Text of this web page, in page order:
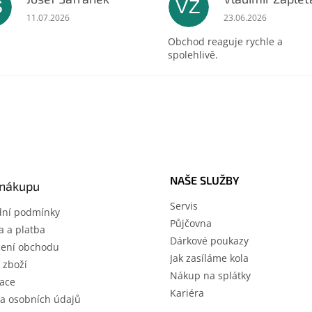
Hodnocení obchodu je 5 z 5 hvězdiček.
11.07.2026
VZ Hodnocení
23.06.2026
Obchod reaguje rychle a
spolehlivě.
podmínky
a platba
obchodu
zboží
osobních údajů
NAŠE SLUŽBY
Servis
Půjčovna
Dárkové poukazy
Jak zasíláme kola
Nákup na splátky
Kariéra